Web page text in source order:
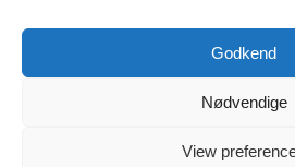
Godkend
Nødvendige
View
Sunds
Sydhavnen
Taulov
Them Thisted Thurø By
Tørring
Vestbjerg Vester